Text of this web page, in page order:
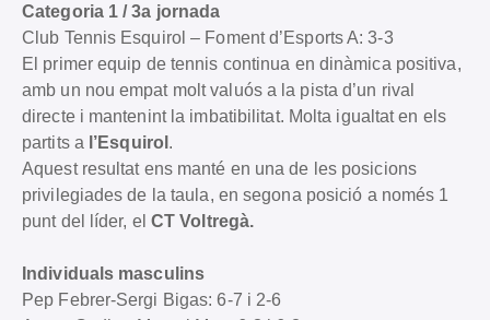
Categoria 1 / 3a jornada
Club Tennis Esquirol – Foment d’Esports A: 3-3
El primer equip de tennis continua en dinàmica positiva,
amb un nou empat molt valuós a la pista d’un rival
directe i mantenint la imbatibilitat. Molta igualtat en els
partits a l’Esquirol .
Aquest resultat ens manté en una de les posicions
privilegiades de la taula, en segona posició a només 1
punt del líder, el CT Voltregà.
Individuals masculins
Pep Febrer-Sergi Bigas: 6-7 i 2-6